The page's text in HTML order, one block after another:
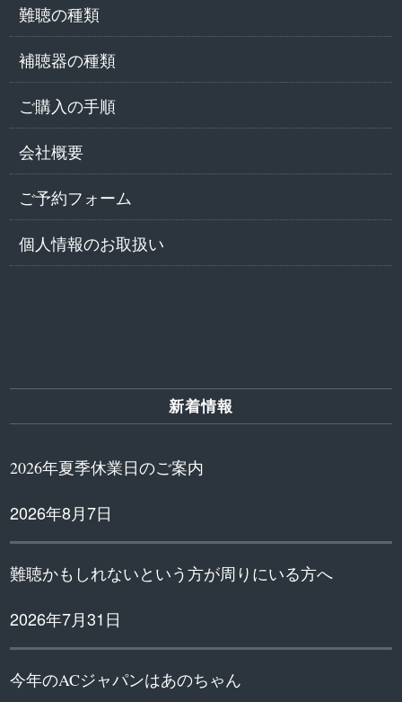
難聴の種類
補聴器の種類
ご購入の手順
会社概要
ご予約フォーム
個人情報のお取扱い
新着情報
2026年夏季休業日のご案内
2026年8月7日
難聴かもしれないという方が周りにいる方へ
2026年7月31日
今年のACジャパンはあのちゃん